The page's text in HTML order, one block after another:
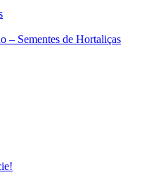
– Sementes de Hortaliças